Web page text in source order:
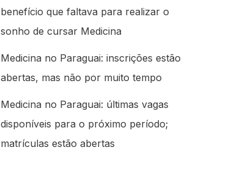
benefício que faltava para realizar o
sonho de cursar Medicina
Medicina no Paraguai: inscrições estão
abertas, mas não por muito tempo
Medicina no Paraguai: últimas vagas
disponíveis para o próximo período;
matrículas estão abertas